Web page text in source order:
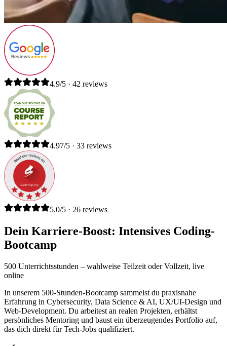
4.9/5 · 42 reviews
4.97/5 · 33 reviews
5.0/5 · 26 reviews
Dein Karriere-Boost: Intensives Coding-
Bootcamp
500 Unterrichtsstunden – wahlweise Teilzeit oder Vollzeit, live
online
In unserem 500-Stunden-Bootcamp sammelst du praxisnahe
Erfahrung in Cybersecurity, Data Science & AI, UX/UI-Design und
Web-Development. Du arbeitest an realen Projekten, erhältst
persönliches Mentoring und baust ein überzeugendes Portfolio auf,
das dich direkt für Tech-Jobs qualifiziert.